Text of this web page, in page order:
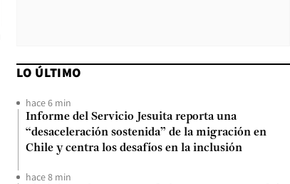
LO ÚLTIMO
hace 6 min
Informe del Servicio Jesuita reporta una
“desaceleración sostenida” de la migración en
Chile y centra los desafíos en la inclusión
hace 8 min